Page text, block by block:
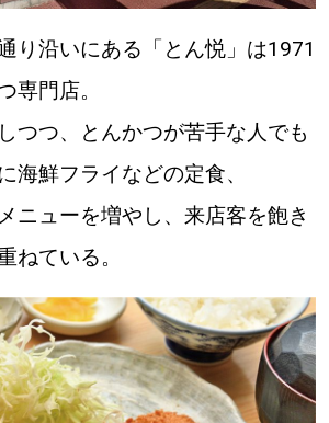
暮らす、あなたとつくる、
Sitakkeパートナー
広告掲載
り沿いにある「とん悦」は1971
専門店。
つつ、とんかつが苦手な人でも
海鮮フライなどの定食、
ニューを増やし、来店客を飽き
ねている。